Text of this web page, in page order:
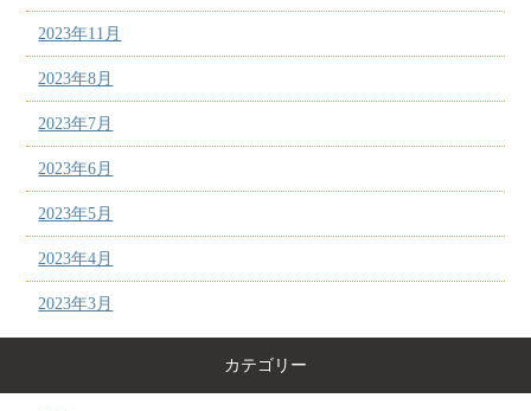
2023年11月
2023年8月
2023年7月
2023年6月
2023年5月
2023年4月
2023年3月
カテゴリー